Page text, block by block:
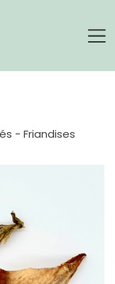
- Friandises